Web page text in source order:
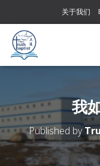
关于我们
我
Published by